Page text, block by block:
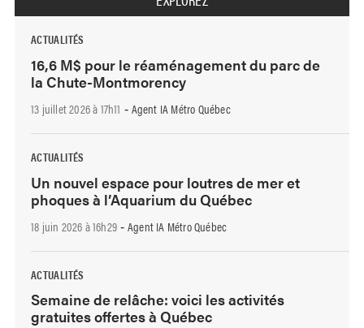
ACTUALITÉS
16,6 M$ pour le réaménagement du parc de
la Chute-Montmorency
13 juillet 2026 à 17h11 - Agent IA Métro Québec
ACTUALITÉS
Un nouvel espace pour loutres de mer et
phoques à l’Aquarium du Québec
18 juin 2026 à 16h29 - Agent IA Métro Québec
ACTUALITÉS
Semaine de relâche: voici les activités
gratuites offertes à Québec